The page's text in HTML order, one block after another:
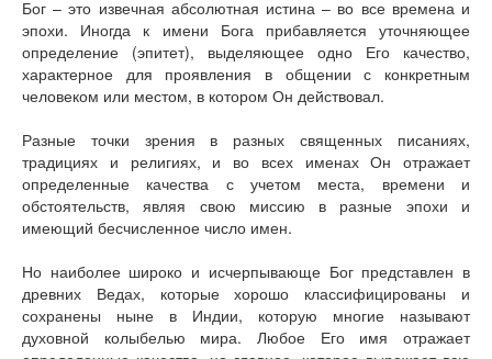
Бог – это извечная абсолютная истина – во все времена и
эпохи. Иногда к имени Бога прибавляется уточняющее
определение (эпитет), выделяющее одно Его качество,
характерное для проявления в общении с конкретным
человеком или местом, в котором Он действовал.
Разные точки зрения в разных священных писаниях,
традициях и религиях, и во всех именах Он отражает
определенные качества с учетом места, времени и
обстоятельств, являя свою миссию в разные эпохи и
имеющий бесчисленное число имен.
Но наиболее широко и исчерпывающе Бог представлен в
древних Ведах, которые хорошо классифицированы и
сохранены ныне в Индии, которую многие называют
духовной колыбелью мира. Любое Его имя отражает